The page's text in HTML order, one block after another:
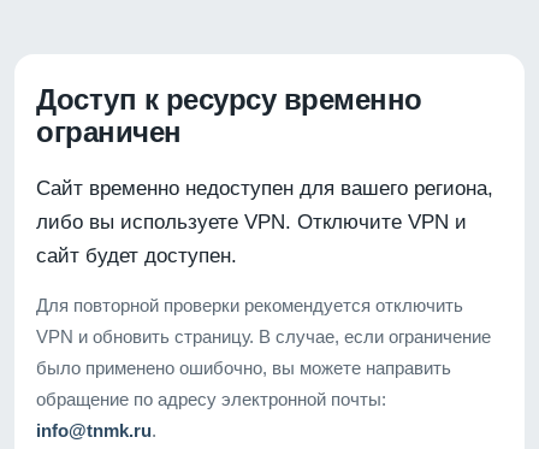
Доступ к ресурсу временно
ограничен
Сайт временно недоступен для вашего региона,
либо вы используете VPN. Отключите VPN и
сайт будет доступен.
Для повторной проверки рекомендуется отключить
VPN и обновить страницу. В случае, если ограничение
было применено ошибочно, вы можете направить
обращение по адресу электронной почты:
info@tnmk.ru.